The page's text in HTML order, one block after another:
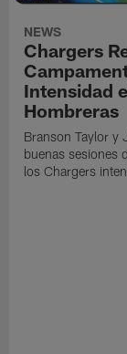
NEWS
Chargers
Intensidad
Hombreras
Branson Taylor y
buenas sesiones
los Chargers